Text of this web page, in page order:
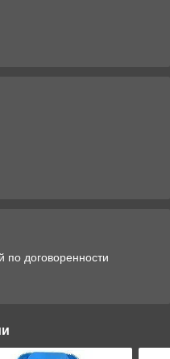
по договоренности